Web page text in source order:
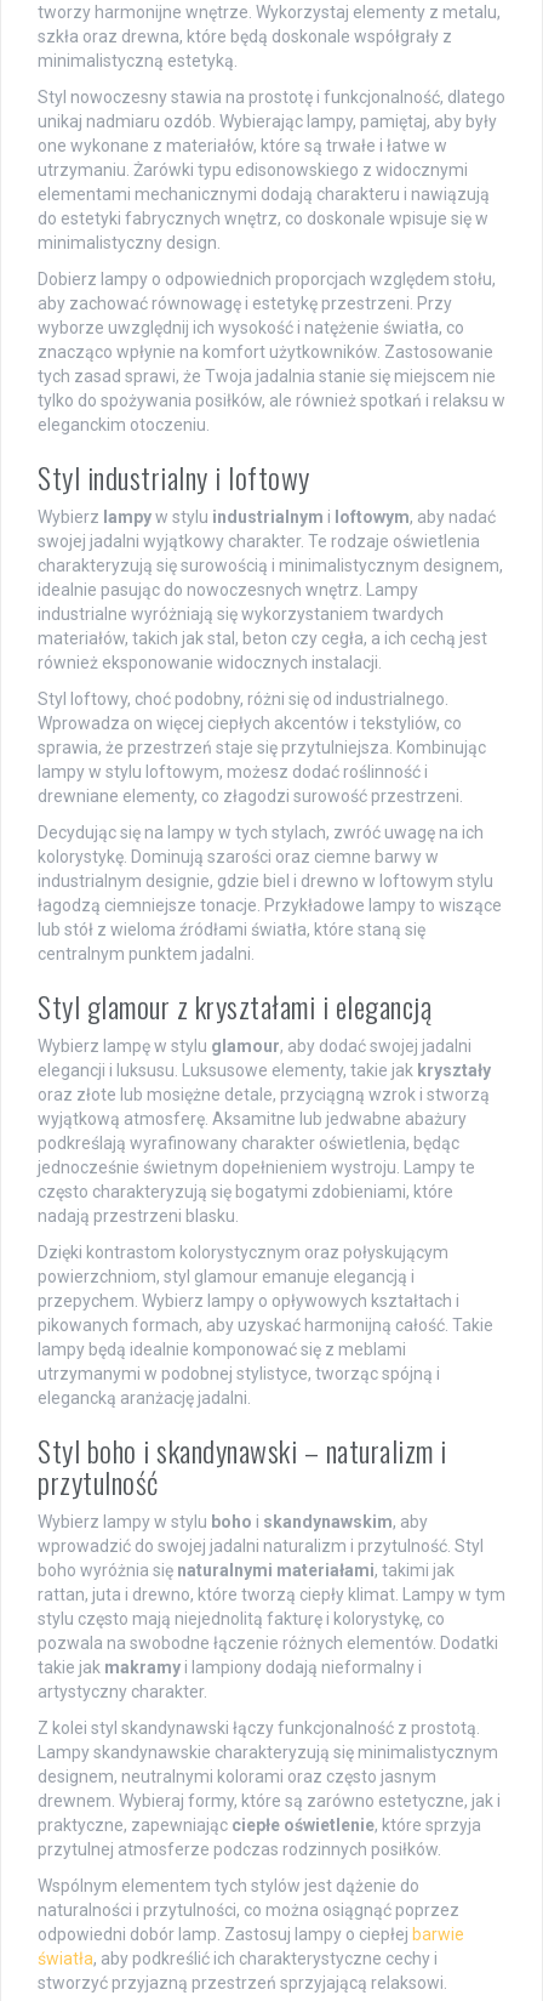
tworzy harmonijne wnętrze. Wykorzystaj elementy z metalu,
szkła oraz drewna, które będą doskonale współgrały z
minimalistyczną estetyką.
Styl nowoczesny stawia na prostotę i funkcjonalność, dlatego
unikaj nadmiaru ozdób. Wybierając lampy, pamiętaj, aby były
one wykonane z materiałów, które są trwałe i łatwe w
utrzymaniu. Żarówki typu edisonowskiego z widocznymi
elementami mechanicznymi dodają charakteru i nawiązują
do estetyki fabrycznych wnętrz, co doskonale wpisuje się w
minimalistyczny design.
Dobierz lampy o odpowiednich proporcjach względem stołu,
aby zachować równowagę i estetykę przestrzeni. Przy
wyborze uwzględnij ich wysokość i natężenie światła, co
znacząco wpłynie na komfort użytkowników. Zastosowanie
tych zasad sprawi, że Twoja jadalnia stanie się miejscem nie
tylko do spożywania posiłków, ale również spotkań i relaksu w
eleganckim otoczeniu.
Styl industrialny i loftowy
Wybierz lampyw stylu industrialnym i loftowym, aby nadać
swojej jadalni wyjątkowy charakter. Te rodzaje oświetlenia
charakteryzują się surowością i minimalistycznym designem,
idealnie pasując do nowoczesnych wnętrz. Lampy
industrialne wyróżniają się wykorzystaniem twardych
materiałów, takich jak stal, beton czy cegła, a ich cechą jest
również eksponowanie widocznych instalacji.
Styl loftowy, choć podobny, różni się od industrialnego.
Wprowadza on więcej ciepłych akcentów i tekstyliów, co
sprawia, że przestrzeń staje się przytulniejsza. Kombinując
lampy w stylu loftowym, możesz dodać roślinność i
drewniane elementy, co złagodzi surowość przestrzeni.
Decydując się na lampy w tych stylach, zwróć uwagę na ich
kolorystykę. Dominują szarości oraz ciemne barwy w
industrialnym designie, gdzie biel i drewno w loftowym stylu
łagodzą ciemniejsze tonacje. Przykładowe lampy to wiszące
lub stół z wieloma źródłami światła, które staną się
centralnym punktem jadalni.
Styl glamour z kryształami i elegancją
Wybierz lampę w stylu glamour, aby dodać swojej jadalni
elegancji i luksusu. Luksusowe elementy, takie jak kryształy
oraz złote lub mosiężne detale, przyciągną wzrok i stworzą
wyjątkową atmosferę. Aksamitne lub jedwabne abażury
podkreślają wyrafinowany charakter oświetlenia, będąc
jednocześnie świetnym dopełnieniem wystroju. Lampy te
często charakteryzują się bogatymi zdobieniami, które
nadają przestrzeni blasku.
Dzięki kontrastom kolorystycznym oraz połyskującym
powierzchniom, styl glamour emanuje elegancją i
przepychem. Wybierz lampy o opływowych kształtach i
pikowanych formach, aby uzyskać harmonijną całość. Takie
lampy będą idealnie komponować się z meblami
utrzymanymi w podobnej stylistyce, tworząc spójną i
elegancką aranżację jadalni.
Styl boho i skandynawski – naturalizm i
przytulność
Wybierz lampy w stylu boho i skandynawskim, aby
wprowadzić do swojej jadalni naturalizm i przytulność. Styl
boho wyróżnia się naturalnymi materiałami, takimi jak
rattan, juta i drewno, które tworzą ciepły klimat. Lampy w tym
stylu często mają niejednolitą fakturę i kolorystykę, co
pozwala na swobodne łączenie różnych elementów. Dodatki
takie jak makramy i lampiony dodają nieformalny i
artystyczny charakter.
Z kolei styl skandynawski łączy funkcjonalność z prostotą.
Lampy skandynawskie charakteryzują się minimalistycznym
designem, neutralnymi kolorami oraz często jasnym
drewnem. Wybieraj formy, które są zarówno estetyczne, jak i
praktyczne, zapewniając ciepłe oświetlenie, które sprzyja
przytulnej atmosferze podczas rodzinnych posiłków.
Wspólnym elementem tych stylów jest dążenie do
naturalności i przytulności, co można osiągnąć poprzez
odpowiedni dobór lamp. Zastosuj lampy o ciepłej barwie
światła, aby podkreślić ich charakterystyczne cechy i
stworzyć przyjazną przestrzeń sprzyjającą relaksowi.